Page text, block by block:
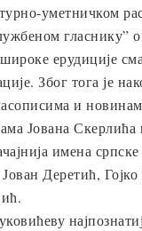
уметничком
гласнику”
ерудиције
Због тога је
и
Јована Скерлића
имена
Деретић,